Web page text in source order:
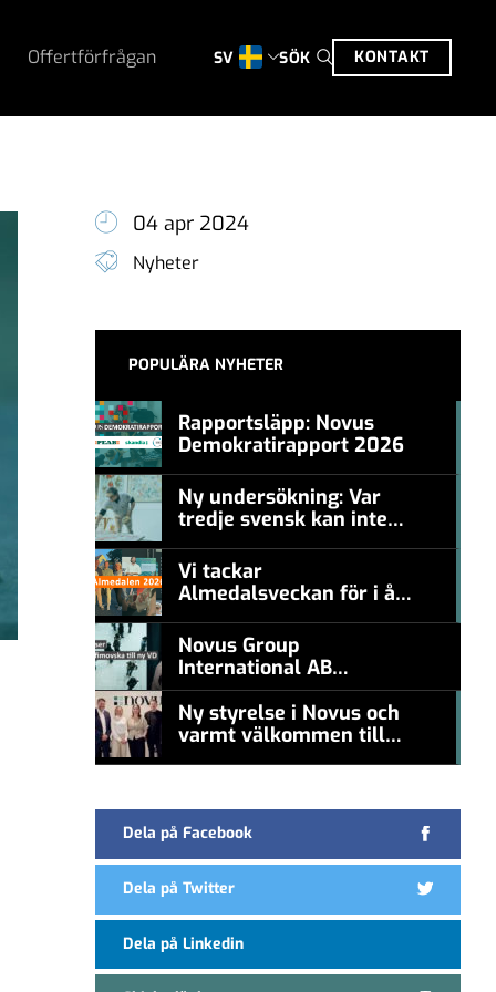
Offertförfrågan SV SÖK KONTAKT
04 apr 2024
Nyheter
POPULÄRA NYHETER
Rapportsläpp: Novus
Demokratirapport 2026
Ny undersökning: Var
tredje svensk kan inte
nämna en levande
konstnär
Vi tackar
Almedalsveckan för i år!
Novus Group
International AB
appoints Ana
Serafimovska as new
CEO
Ny styrelse i Novus och
varmt välkommen till
Carl Piva
Dela på Facebook
Dela på Twitter
Dela på Linkedin